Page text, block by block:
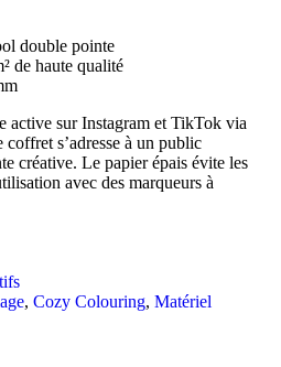
double pointe
de haute qualité
active sur Instagram et TikTok via
s’adresse à un public
créative. Le papier épais évite les
avec des marqueurs à
, Cozy Colouring, Matériel